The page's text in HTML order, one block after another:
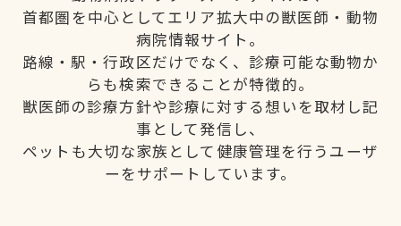
首都圏を中心としてエリア拡大中の獣医師・動物
病院情報サイト。
路線・駅・行政区だけでなく、診療可能な動物か
らも検索できることが特徴的。
獣医師の診療方針や診療に対する想いを取材し記
事として発信し、
ペットも大切な家族として健康管理を行うユーザ
ーをサポートしています。